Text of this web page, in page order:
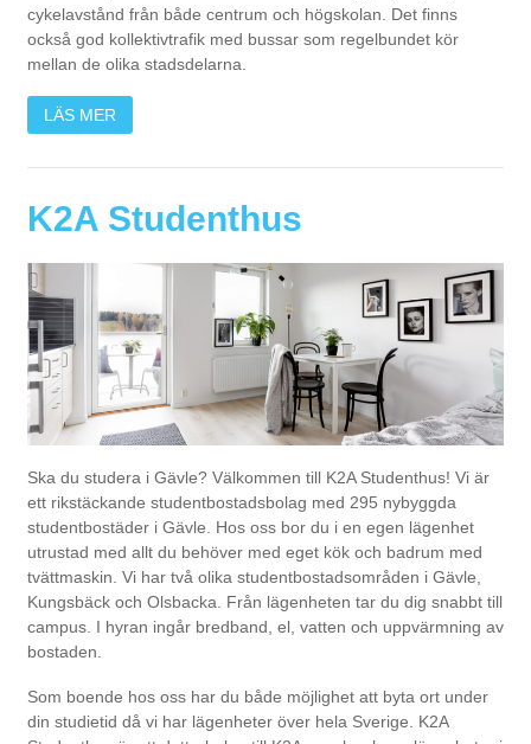
cykelavstånd från både centrum och högskolan. Det finns
också god kollektivtrafik med bussar som regelbundet kör
mellan de olika stadsdelarna.
LÄS MER
K2A Studenthus
Ska du studera i Gävle? Välkommen till K2A Studenthus! Vi är
ett rikstäckande studentbostadsbolag med 295 nybyggda
studentbostäder i Gävle. Hos oss bor du i en egen lägenhet
utrustad med allt du behöver med eget kök och badrum med
tvättmaskin. Vi har två olika studentbostadsområden i Gävle,
Kungsbäck och Olsbacka. Från lägenheten tar du dig snabbt till
campus. I hyran ingår bredband, el, vatten och uppvärmning av
bostaden.
Som boende hos oss har du både möjlighet att byta ort under
din studietid då vi har lägenheter över hela Sverige. K2A